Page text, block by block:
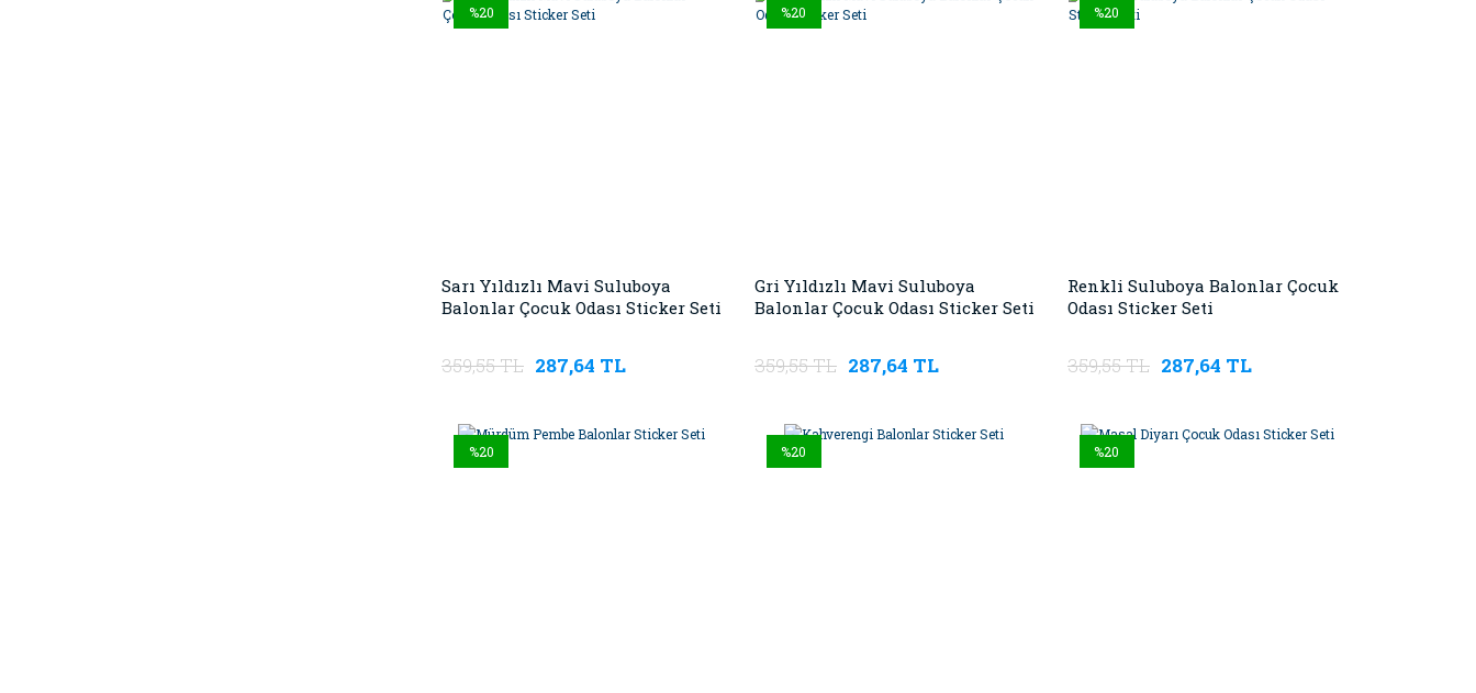
%20
Sarı Yıldızlı Mavi Suluboya
Balonlar Çocuk Odası Sticker Seti
359,55 TL 287,64 TL
%20
Gri Yıldızlı Mavi Suluboya
Balonlar Çocuk Odası Sticker Seti
359,55 TL 287,64 TL
%20
Renkli Suluboya Balonlar Çocuk
Odası Sticker Seti
359,55 TL 287,64 TL
%20 %20 %20